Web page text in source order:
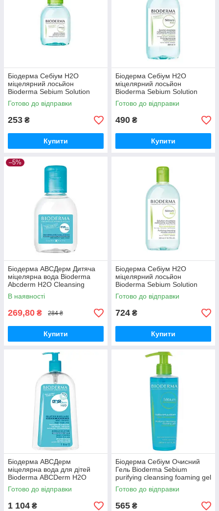
Біодерма Себіум Н2О
міцелярний лосьйон
Bioderma Sebium Solution
Micellaire 100 мл
Готово до відправки
253 ₴
Купити
Біодерма Себіум Н2О
міцелярний лосьйон
Bioderma Sebium Solution
Micellaire 250 мл
Готово до відправки
490 ₴
Купити
–5%
Біодерма АВСДерм Дитяча
міцелярна вода Bioderma
Abcderm H2O Cleansing
Water 100 мл
В наявності
269,80 ₴ 284 ₴
Купити
Біодерма Себіум Н2О
міцелярний лосьйон
Bioderma Sebium Solution
Micellaire 500 мл
Готово до відправки
724 ₴
Купити
Біодерма АВСДерм
міцелярна вода для дітей
Bioderma АВСDerm Н2О
Micellar Water 1 л
Готово до відправки
1 104 ₴
Біодерма Себіум Очисний
Гель Bioderma Sebium
purifying cleansing foaming gel
200 мл
Готово до відправки
565 ₴